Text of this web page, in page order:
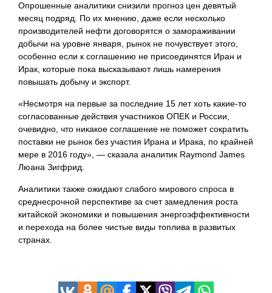
Опрошенные аналитики снизили прогноз цен девятый
месяц подряд. По их мнению, даже если несколько
производителей нефти договорятся о замораживании
добычи на уровне января, рынок не почувствует этого,
особенно если к соглашению не присоединятся Иран и
Ирак, которые пока высказывают лишь намерения
повышать добычу и экспорт.
«Несмотря на первые за последние 15 летхоть какие-то
согласованные действия участников ОПЕК и России,
очевидно, что никакое соглашение не поможет сократить
поставки не рынок без участия Ирана и Ирака, по крайней
мере в 2016 году», — сказала аналитик Raymond James
Люана Зигфрид.
Аналитики также ожидают слабого мирового спроса в
среднесрочной перспективе за счет замедления роста
китайской экономики и повышения энергоэффективности
и перехода на более чистые виды топлива в развитых
странах.